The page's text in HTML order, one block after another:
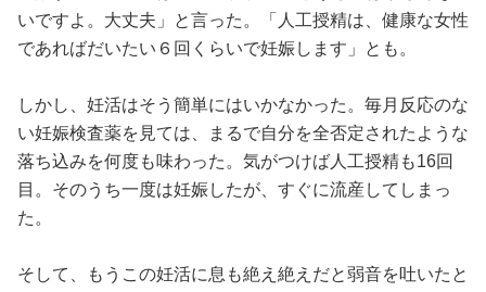
いですよ。大丈夫」と言った。「人工授精は、健康な女性
であればだいたい６回くらいで妊娠します」とも。
しかし、妊活はそう簡単にはいかなかった。毎月反応のな
い妊娠検査薬を見ては、まるで自分を全否定されたような
落ち込みを何度も味わった。気がつけば人工授精も16回
目。そのうち一度は妊娠したが、すぐに流産してしまっ
た。
そして、もうこの妊活に息も絶え絶えだと弱音を吐いたと